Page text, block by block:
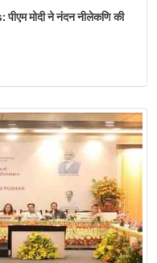
मोदी ने नंदन नीलेकणि की